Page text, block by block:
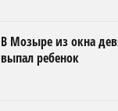
В Мозыре из окна
выпал ребенок